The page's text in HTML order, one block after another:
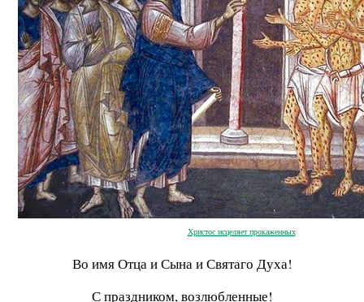
Христос исцеляет прокаженных
Во имя Отца и Сына и Святаго Духа!
С праздником, возлюбленные!